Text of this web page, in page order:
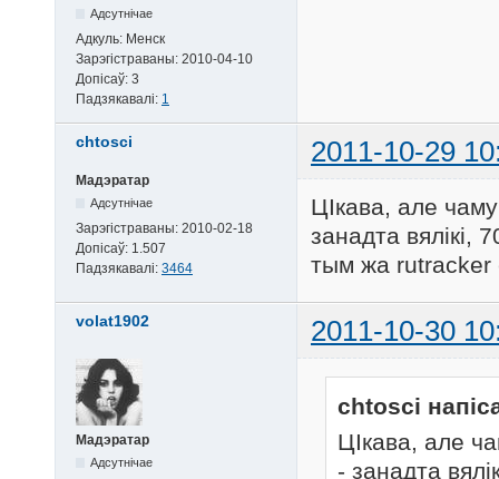
Адсутнічае
Адкуль: Менск
Зарэгістраваны: 2010-04-10
Допісаў: 3
Падзякавалі: 1
chtosci 2011-10-29
Мадэратар
Адсутнічае
Зарэгістраваны: 2010-02-18
Допісаў: 1.507
Падзякавалі: 3464
ЦІкава, але
занадта вялікі,
тым жа rutracker
volat1902 2011-10-30
Мадэратар
Адсутнічае
chtosci
ЦІкава, але
- занадта